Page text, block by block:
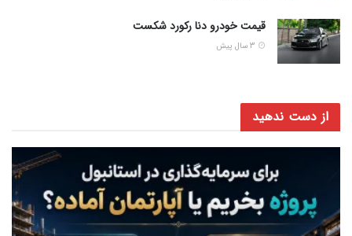
قیمت خودرو دنا رکورد شکست
از دست ندهید